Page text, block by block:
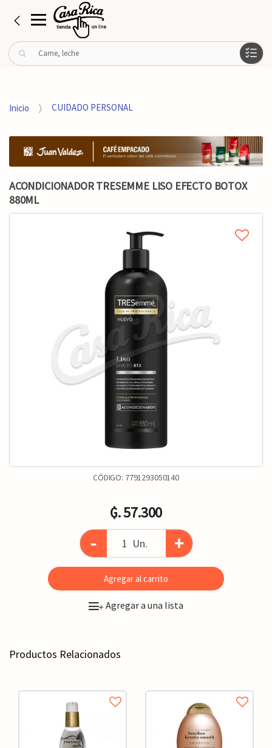
B
u
r
o
Inicio CUIDADO PERSONAL
ACONDICIONADOR TRESEMME LISO EFECTO BOTOX
880ML
CÓDIGO: 7791293050140
₲. 57.300
- Un. +
Agregar al carrito
+Agregar a una lista
Productos Relacionados